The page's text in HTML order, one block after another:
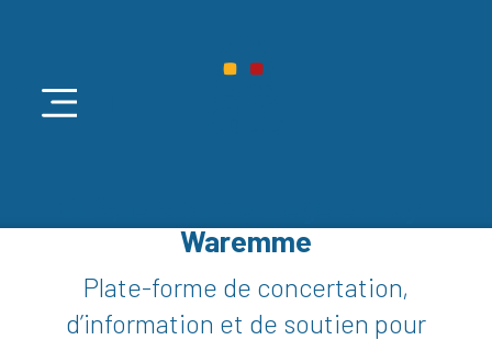
Waremme
Plate-forme de concertation,
d’information et de soutien pour